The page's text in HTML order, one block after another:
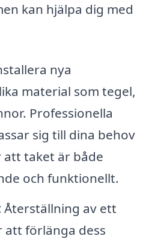
kan hjälpa dig med
nya
material som tegel,
Professionella
sig till dina behov
att taket är både
och funktionellt.
Återställning av ett
förlänga dess